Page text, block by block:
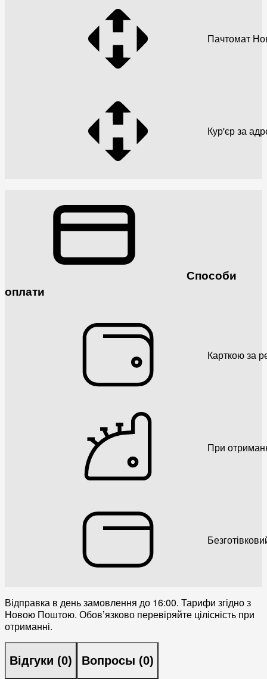
Пачтомат
Кур'єр за
Способи
оплати
Карткою за
При
Відправка в день замовлення до 16:00. Тарифи згідно з
Новою Поштою. Обовʼязково перевіряйте цілісність при
отриманні.
Відгуки (0) Вопросы (0)